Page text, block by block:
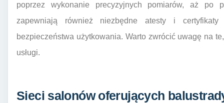
poprzez wykonanie precyzyjnych pomiarów, aż po
zapewniają również niezbędne atesty i
bezpieczeństwa użytkowania. Warto zwrócić uwagę na
usługi.
Sieci salonów oferujących